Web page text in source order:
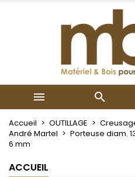
 
Accueil OUTILLAGE
André Martel
Porteuse diam.
6 mm
ACCUEIL
Mes listes
Créer une nouvelle liste
Créer une liste
Connexion
Vous devez être
à votre liste d'envies.